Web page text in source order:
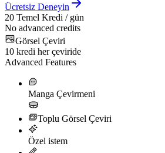
Ücretsiz Deneyin
20 Temel Kredi / gün
No advanced credits
Görsel Çeviri
10 kredi her çeviride
Advanced Features
Manga Çevirmeni
Toplu Görsel Çeviri
Özel istem